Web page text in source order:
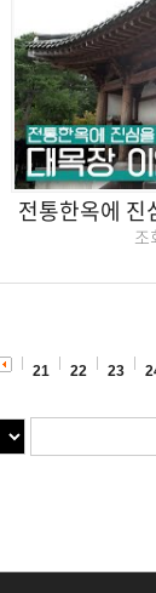
전통한옥에 진
조
21 22 23